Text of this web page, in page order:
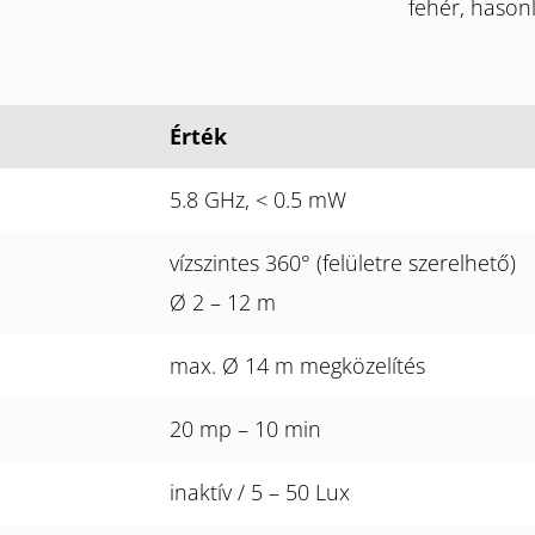
fehér,
Érték
5.8 GHz, < 0.5 mW
vízszintes 360° (felületre szerelhető)
Ø 2 – 12 m
max. Ø 14 m megközelítés
20 mp – 10 min
inaktív / 5 – 50 Lux